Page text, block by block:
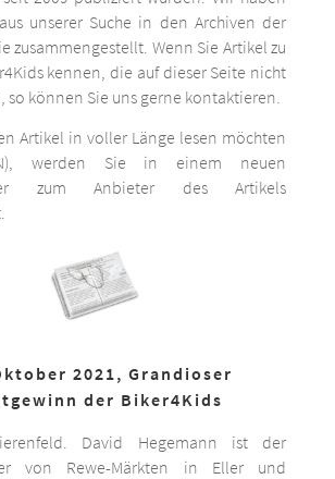
unserer Suche in den Archiven der
zusammengestellt. Wenn Sie Artikel zu
kennen, die auf dieser Seite nicht
so können Sie uns gerne kontaktieren.
Artikel in voller Länge lesen möchten
werden Sie in einem neuen
zum Anbieter des Artikels
2021, Grandioser
der Biker4Kids
David Hegemann ist der
von Rewe-Märkten in Eller und